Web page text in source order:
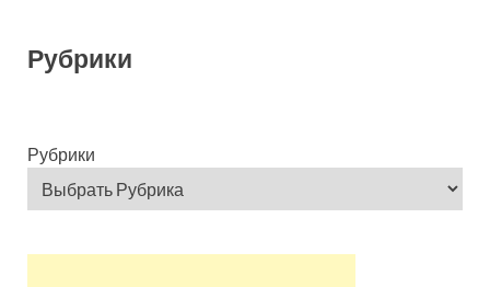
Рубрики
Рубрики